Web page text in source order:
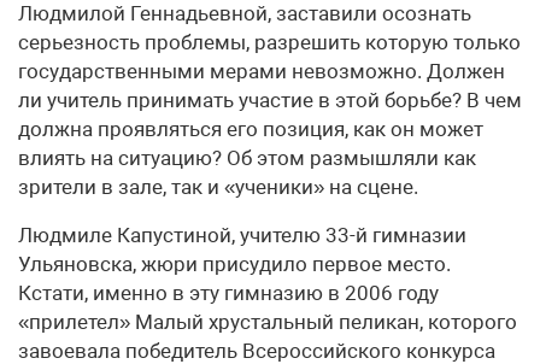
Людмилой Геннадьевной, заставили осознать
серьезность проблемы, разрешить которую только
государственными мерами невозможно. Должен
ли учитель принимать участие в этой борьбе? В чем
должна проявляться его позиция, как он может
влиять на ситуацию? Об этом размышляли как
зрители в зале, так и «ученики» на сцене.
Людмиле Капустиной, учителю 33-й гимназии
Ульяновска, жюри присудило первое место.
Кстати, именно в эту гимназию в 2006 году
«прилетел» Малый хрустальный пеликан, которого
завоевала победитель Всероссийского конкурса